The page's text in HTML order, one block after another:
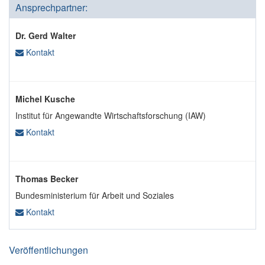
Ansprechpartner:
Dr. Gerd Walter
Kontakt
Michel Kusche
Institut für Angewandte Wirtschaftsforschung (IAW)
Kontakt
Thomas Becker
Bundesministerium für Arbeit und Soziales
Kontakt
Veröffentlichungen